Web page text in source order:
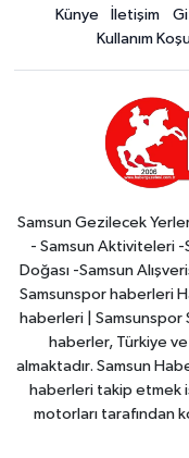
Künye İletişim
Kullanım
Samsun Gezilecek
- Samsun Aktiviteleri -
Doğası -Samsun
Samsunspor haberleri
haberleri | Samsunspor
haberler, Türkiye
almaktadır. Samsun
haberleri takip etmek
motorları tarafından